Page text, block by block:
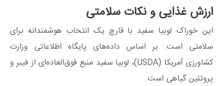
ارزش غذایی و نکات سلامتی
این خوراک لوبیا سفید با قارچ یک انتخاب هوشمندانه برای
سلامتی است. بر اساس داده‌های پایگاه اطلاعاتی وزارت
کشاورزی آمریکا (USDA)، لوبیا سفید منبع فوق‌العاده‌ای از فیبر و
پروتئین گیاهی است.